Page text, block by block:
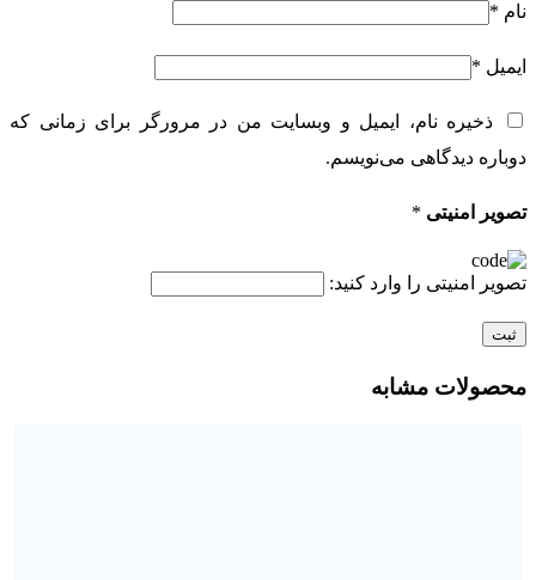
نام *
ایمیل *
ذخیره نام، ایمیل و وبسایت من در مرورگر برای زمانی که
دوباره دیدگاهی می‌نویسم.
تصویر امنیتی *
تصویر امنیتی را وارد کنید:
محصولات مشابه